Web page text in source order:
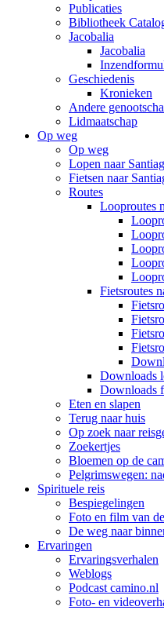
Publicaties
Bibliotheek
Jacobalia
Jacobalia
Geschiedenis
Kronieken
Andere
Lidmaatschap
Op weg
Op weg
Lopen naar
Fietsen naar
Routes
Looproutes
Fietsroutes
Downloads
Downloads
Eten en slapen
Terug naar huis
Op zoek naar
Zoekertjes
Bloemen op de
Pelgrimswegen:
Spirituele reis
Bespiegelingen
Foto en film van
De weg naar
Ervaringen
Ervaringsverhalen
Weblogs
Podcast camino.nl
Foto- en